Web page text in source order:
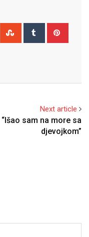
WhatsappStumbleUpon
Tumblr
Next article
“Išao sam na more sa
djevojkom”